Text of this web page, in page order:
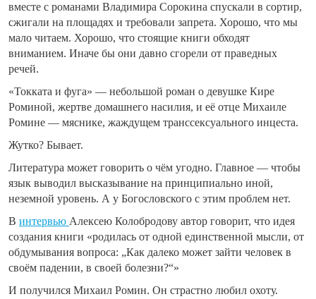
вместе с романами Владимира Сорокина спускали в сортир,
сжигали на площадях и требовали запрета. Хорошо, что мы
мало читаем. Хорошо, что стоящие книги обходят
вниманием. Иначе бы они давно сгорели от праведных
речей.
«Токката и фуга» — небольшой роман о девушке Кире
Роминой, жертве домашнего насилия, и её отце Михаиле
Ромине — мяснике, жаждущем транссексуального инцеста.
Жутко? Бывает.
Литература может говорить о чём угодно. Главное — чтобы
язык выводил высказывание на принципиально иной,
неземной уровень. А у Богословского с этим проблем нет.
В интервью Алексею Колобродову автор говорит, что идея
создания книги «родилась от одной единственной мысли, от
обдумывания вопроса: „Как далеко может зайти человек в
своём падении, в своей болезни?“»
И получился Михаил Ромин. Он страстно любил охоту.